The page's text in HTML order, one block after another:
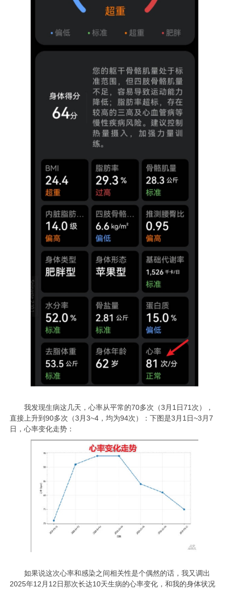
我发现生病这几天，心率从平常的70多次（3月1日71次），
直接上升到90多次（3月3~4，均为94次）：下图是3月1日~3月7
日，心率变化走势：
如果说这次心率和感染之间相关性是个偶然的话，我又调出
2025年12月12日那次长达10天生病的心率变化，和我的身体状况